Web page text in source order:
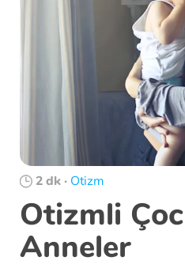
2 dk · Otizm
Otizmli
Anneler